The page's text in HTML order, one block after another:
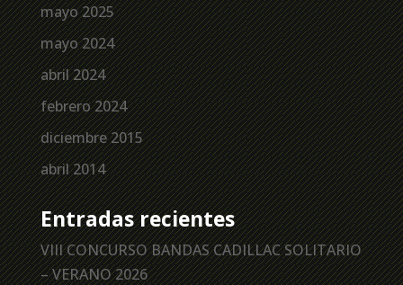
mayo 2025
mayo 2024
abril 2024
febrero 2024
diciembre 2015
abril 2014
Entradas recientes
VIII CONCURSO BANDAS CADILLAC SOLITARIO
– VERANO 2026